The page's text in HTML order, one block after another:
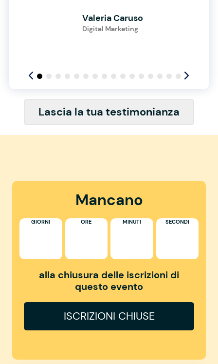
Valeria Caruso
Digital Marketing
Lascia la tua testimonianza
Mancano
GIORNI ORE MINUTI SECONDI
alla chiusura delle iscrizioni di
questo evento
ISCRIZIONI CHIUSE